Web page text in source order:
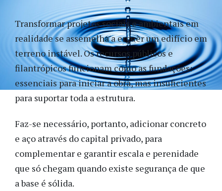
Transformar projetos sociais e ambientais em
realidade se assemelha a erguer um edifício em
terreno instável. Os recursos públicos e
filantrópicos funcionam como as fundações:
essenciais para iniciar a obra, mas insuficientes
para suportar toda a estrutura.
Faz-se necessário, portanto, adicionar concreto
e aço através do capital privado, para
complementar e garantir escala e perenidade
que só chegam quando existe segurança de que
a base é sólida.